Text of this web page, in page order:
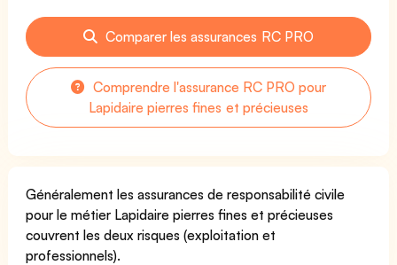
Comparer les assurances RC PRO
Comprendre l'assurance RC PRO pour
Lapidaire pierres fines et précieuses
Généralement les assurances de responsabilité civile
pour le métier Lapidaire pierres fines et précieuses
couvrent les deux risques (exploitation et
professionnels).